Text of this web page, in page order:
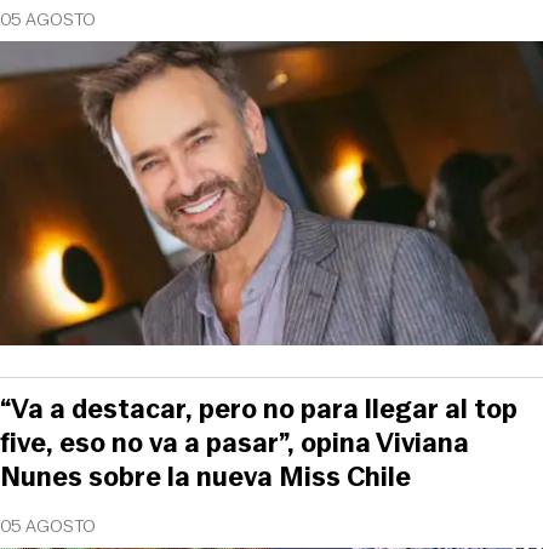
05 AGOSTO
05 AGOSTO
“Va a destacar, pero no para llegar al top
five, eso no va a pasar”, opina Viviana
Nunes sobre la nueva Miss Chile